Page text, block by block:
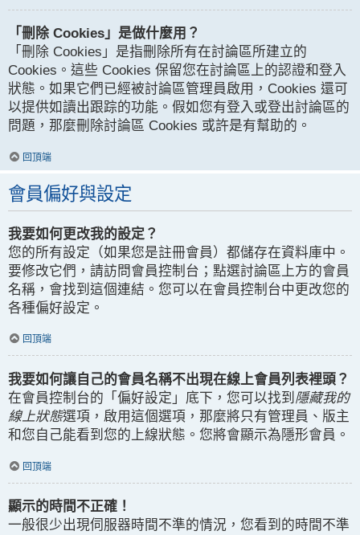
「刪除 Cookies」是做什麼用？
「刪除 Cookies」是指刪除所有在討論區所建立的
Cookies。這些 Cookies 保留您在討論區上的認證和登入
狀態。如果它們已經被討論區管理員啟用，Cookies 還可
以提供如讀出跟踪的功能。假如您有登入或登出討論區的
問題，那麼刪除討論區 Cookies 或許是有幫助的。
回頂端
會員偏好與設定
我要如何更改我的設定？
您的所有設定（如果您是註冊會員）都儲存在資料庫中。
要修改它們，請訪問會員控制台；點選討論區上方的會員
名稱，會找到這個連結。您可以在會員控制台中更改您的
各種偏好設定。
回頂端
我要如何讓自己的會員名稱不出現在線上會員列表裡頭？
在會員控制台的「偏好設定」底下，您可以找到 隱藏我的
線上狀態選項，啟用這個選項，那麼將只有管理員、版主
和您自己能看到您的上線狀態。您將會顯示為隱形會員。
回頂端
顯示的時間不正確！
一般很少出現伺服器時間不準的情況，您看到的時間不準